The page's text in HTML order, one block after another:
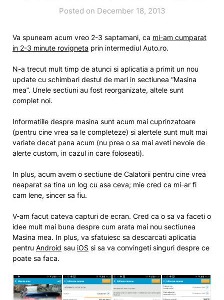
Posted on December 18, 2013
Va spuneam acum vreo 2-3 saptamani, ca mi-am cumparat
in 2-3 minute rovigneta prin intermediul Auto.ro.
N-a trecut mult timp de atunci si aplicatia a primit un nou
update cu schimbari destul de mari in sectiunea “Masina
mea”. Unele sectiuni au fost reorganizate, altele sunt
complet noi.
Informatiile despre masina sunt acum mai cuprinzatoare
(pentru cine vrea sa le completeze) si alertele sunt mult mai
variate decat pana acum (nu prea o sa mai aveti nevoie de
alerte custom, in cazul in care foloseati).
In plus, acum avem o sectiune de Calatorii pentru cine vrea
neaparat sa tina un log cu asa ceva; mie cred ca mi-ar fi
cam lene, sincer sa fiu.
V-am facut cateva capturi de ecran. Cred ca o sa va faceti o
idee mult mai buna despre cum arata mai nou sectiunea
Masina mea. In plus, va sfatuiesc sa descarcati aplicatia
pentru Android sau iOS si sa va convingeti singuri despre ce
poate sa faca.